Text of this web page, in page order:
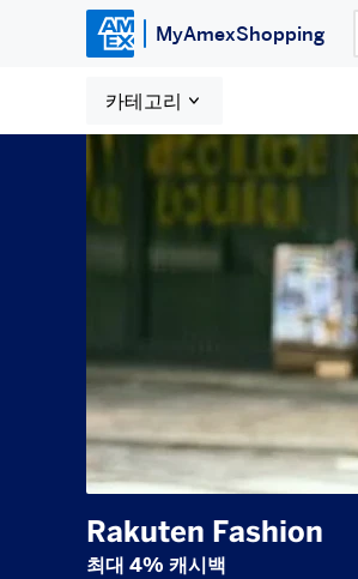
MyAmexShopping
카테고리
Rakuten Fashion
최대 4% 캐시백